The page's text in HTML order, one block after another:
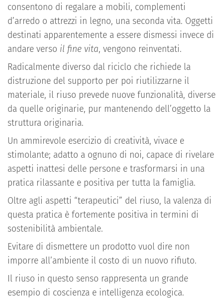
consentono di regalare a mobili, complementi
d’arredo o attrezzi in legno, una seconda vita. Oggetti
destinati apparentemente a essere dismessi invece di
andare verso il fine vita, vengono reinventati.
Radicalmente diverso dal riciclo che richiede la
distruzione del supporto per poi riutilizzarne il
materiale, il riuso prevede nuove funzionalità, diverse
da quelle originarie, pur mantenendo dell’oggetto la
struttura originaria.
Un ammirevole esercizio di creatività, vivace e
stimolante; adatto a ognuno di noi, capace di rivelare
aspetti inattesi delle persone e trasformarsi in una
pratica rilassante e positiva per tutta la famiglia.
Oltre agli aspetti “terapeutici” del riuso, la valenza di
questa pratica è fortemente positiva in termini di
sostenibilità ambientale.
Evitare di dismettere un prodotto vuol dire non
imporre all’ambiente il costo di un nuovo rifiuto.
Il riuso in questo senso rappresenta un grande
esempio di coscienza e intelligenza ecologica.